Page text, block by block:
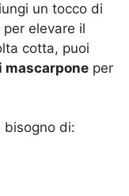
un tocco di
elevare il
cotta, puoi
mascarpone per
bisogno di: